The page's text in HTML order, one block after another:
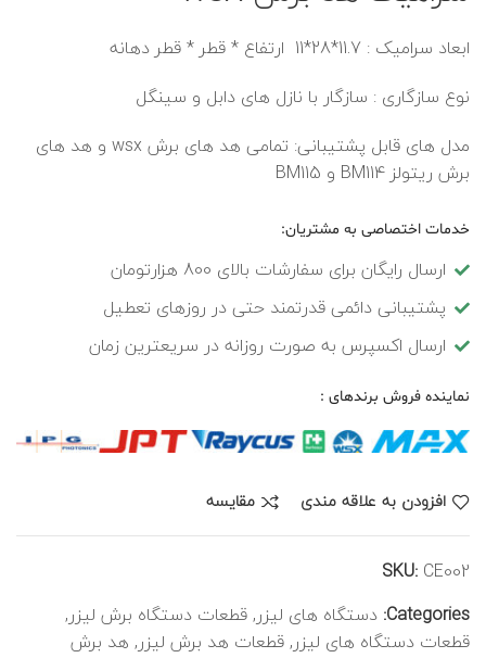
ابعاد سرامیک : 11.7*28*11 ارتفاع * قطر * قطر دهانه
نوع سازگاری : سازگار با نازل های دابل و سینگل
مدل های قابل پشتیبانی: تمامی هد های برش wsx و هد های
برش ریتولز BM114 و BM115
خدمات اختصاصی به مشتریان:
ارسال رایگان برای سفارشات بالای 800 هزارتومان
پشتیبانی دائمی قدرتمند حتی در روزهای تعطیل
ارسال اکسپرس به صورت روزانه در سریعترین زمان
نماینده فروش برندهای :
افزودن به علاقه مندی مقایسه
SKU: CE002
Categories: دستگاه های لیزر,قطعات دستگاه برش لیزر,
قطعات دستگاه های لیزر,قطعات هد برش لیزر, هد برش